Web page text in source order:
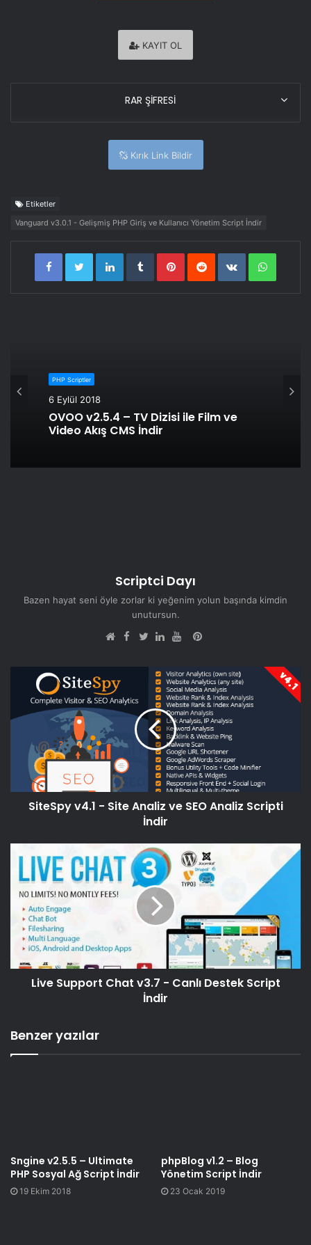
KAYIT OL
RAR ŞİFRESİ
Kırık Link Bildir
Etiketler
Vanguard v3.0.1 - Gelişmiş PHP Giriş ve Kullanıcı Yönetim Script İndir
LinkedInTumblrPinterestReddit VKontakte
PHP Scriptler
6 Eylül 2018
OVOO v2.5.4 – TV Dizisi ile Film ve
Video Akış CMS İndir
Scriptci Dayı
Bazen hayat seni öyle zorlar ki yeğenim yolun başında kimdin
unutursun.
sitesi
Facebook
Pinterest
SiteSpy v4.1 - Site Analiz ve SEO Analiz Scripti
İndir
Live Support Chat v3.7 - Canlı Destek Script
İndir
Benzer yazılar
Sngine v2.5.5 – Ultimate
PHP Sosyal Ağ Script İndir
19 Ekim 2018
phpBlog v1.2 – Blog
Yönetim Script İndir
23 Ocak 2019